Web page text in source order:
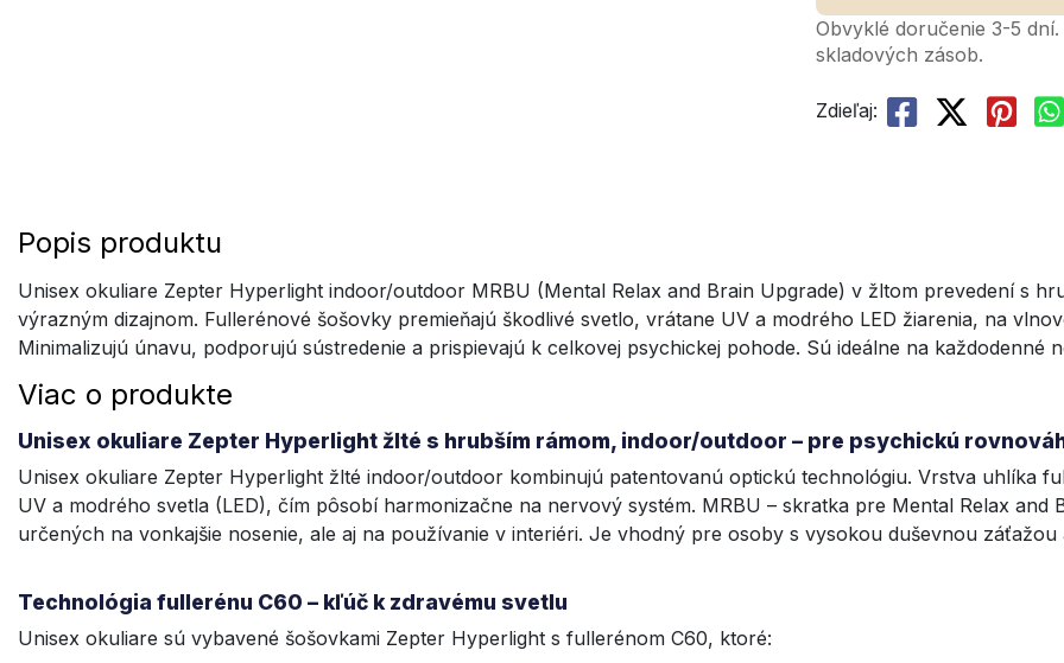
Obvyklé doručenie 3-5
skladových zásob.
Zdieľaj:
Popis produktu
Unisex okuliare Zepter Hyperlight indoor/outdoor MRBU (Mental Relax and Brain Upgrade) v žltom prevedení s
výrazným dizajnom. Fullerénové šošovky premieňajú škodlivé svetlo, vrátane UV a modrého LED žiarenia, na
Minimalizujú únavu, podporujú sústredenie a prispievajú k celkovej psychickej pohode. Sú ideálne na každodenné
Viac o produkte
Unisex okuliare Zepter Hyperlight žlté s hrubším rámom, indoor/outdoor – pre psychickú
Unisex okuliare Zepter Hyperlight žlté indoor/outdoor kombinujú patentovanú optickú technológiu. Vrstva uhlíka
UV a modrého svetla (LED), čím pôsobí harmonizačne na nervový systém. MRBU – skratka pre Mental Relax and
určených na vonkajšie nosenie, ale aj na používanie v interiéri. Je vhodný pre osoby s vysokou duševnou
Technológia fullerénu C60 – kľúč k zdravému svetlu
Unisex okuliare sú vybavené šošovkami Zepter Hyperlight s fullerénom C60, ktoré: